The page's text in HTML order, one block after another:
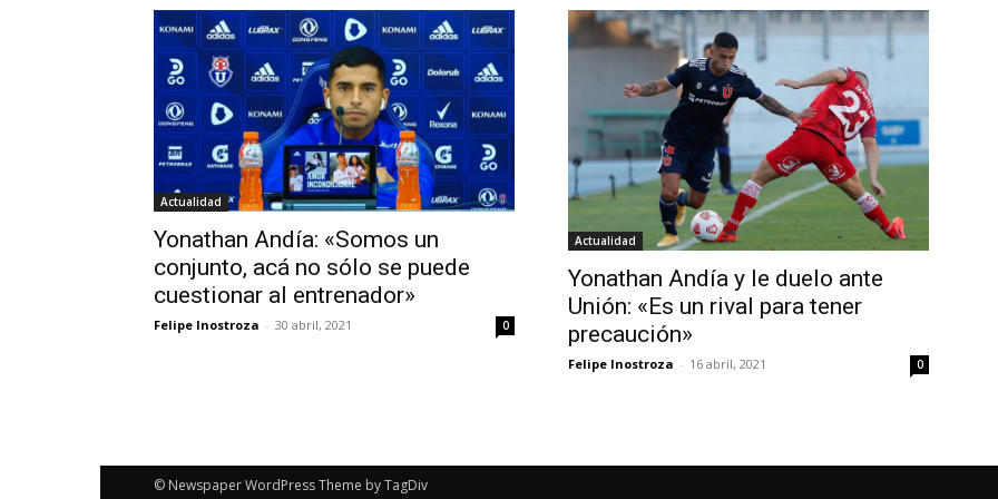
Actualidad
Yonathan Andía: «Somos un
conjunto, acá no sólo se puede
cuestionar al entrenador»
Felipe Inostroza - 30 abril, 2021 0
Actualidad
Yonathan Andía y le duelo ante
Unión: «Es un rival para tener
precaución»
Felipe Inostroza - 16 abril, 2021 0
© Newspaper WordPress Theme by TagDiv